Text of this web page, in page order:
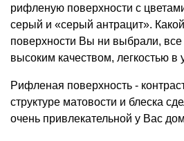
рифленую поверхности с
серый и «серый антрацит».
поверхности Вы ни выбрали, все
высоким качеством, легкостью в
Рифленая поверхность -
структуре матовости и блеска
очень привлекательной у Вас